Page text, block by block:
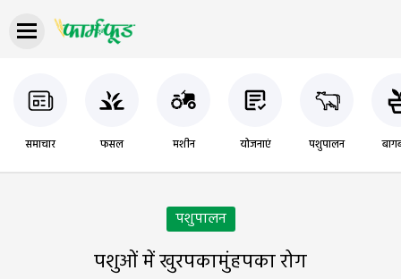
समाचार फसल मशीन योजनाएं पशुपालन
पशुपालन
पशुओं में खुरपकामुंहपका रोग